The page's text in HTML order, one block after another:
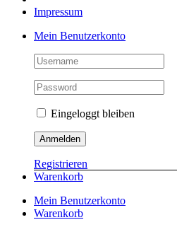
Impressum
Skip
Mein Benutzerkonto
Eingeloggt bleiben
Registrieren
Warenkorb
Mein Benutzerkonto
Warenkorb